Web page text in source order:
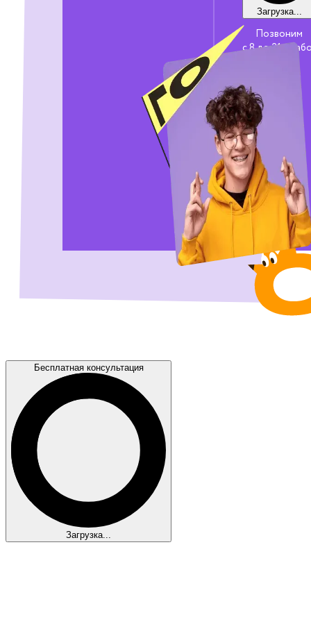
Загрузка...
Позвоним
с 8 до 21 в
Бесплатная консультация
Загрузка...